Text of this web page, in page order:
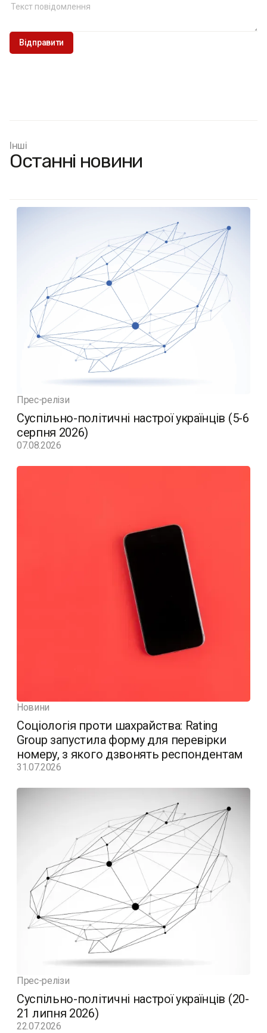
Інші
Останні новини
Прес-релізи
Суспільно-політичні настрої українців (5-6
серпня 2026)
07.08.2026
Новини
Соціологія проти шахрайства: Rating
Group запустила форму для перевірки
номеру, з якого дзвонять респондентам
31.07.2026
Прес-релізи
Суспільно-політичні настрої українців (20-
21 липня 2026)
22.07.2026